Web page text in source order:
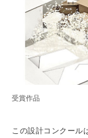
一般・企業の方
1. Action！x 工学
受賞作品
この設計コンクール